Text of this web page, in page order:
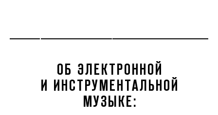
ОБ ЭЛЕКТРОННОЙ
И ИНСТРУМЕНТАЛЬНОЙ
МУЗЫКЕ: